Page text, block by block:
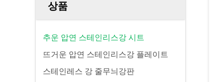
상품
추운 압연 스테인리스강 시트
뜨거운 압연 스테인리스강 플레이트
스테인레스 강 줄무늬강판